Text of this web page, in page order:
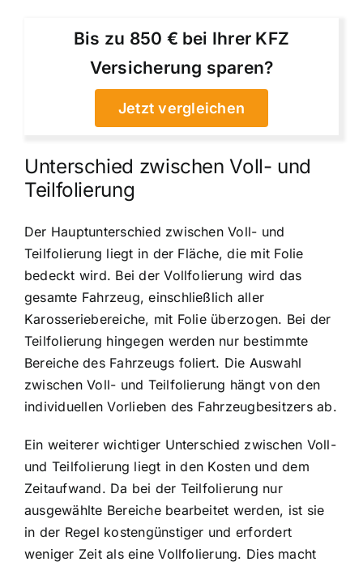
Bis zu 850 € bei Ihrer KFZ
Versicherung sparen?
Jetzt vergleichen
Unterschied zwischen Voll- und
Teilfolierung
Der Hauptunterschied zwischen Voll- und
Teilfolierung liegt in der Fläche, die mit Folie
bedeckt wird. Bei der Vollfolierung wird das
gesamte Fahrzeug, einschließlich aller
Karosseriebereiche, mit Folie überzogen. Bei der
Teilfolierung hingegen werden nur bestimmte
Bereiche des Fahrzeugs foliert. Die Auswahl
zwischen Voll- und Teilfolierung hängt von den
individuellen Vorlieben des Fahrzeugbesitzers ab.
Ein weiterer wichtiger Unterschied zwischen Voll-
und Teilfolierung liegt in den Kosten und dem
Zeitaufwand. Da bei der Teilfolierung nur
ausgewählte Bereiche bearbeitet werden, ist sie
in der Regel kostengünstiger und erfordert
weniger Zeit als eine Vollfolierung. Dies macht